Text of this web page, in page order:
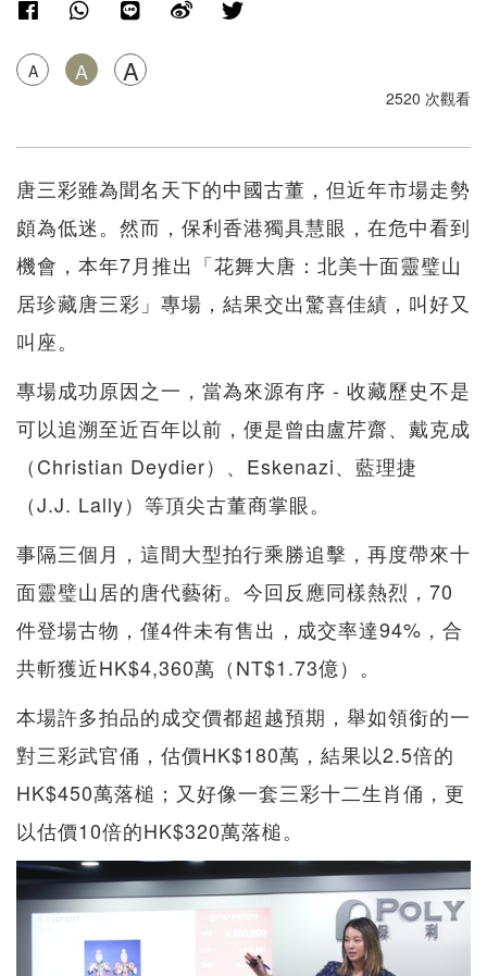
A A A
2520 次觀看
唐三彩雖為聞名天下的中國古董，但近年市場走勢
頗為低迷。然而，保利香港獨具慧眼，在危中看到
機會，本年7月推出「花舞大唐：北美十面靈璧山
居珍藏唐三彩」專場，結果交出驚喜佳績，叫好又
叫座。
專場成功原因之一，當為來源有序 - 收藏歷史不是
可以追溯至近百年以前，便是曾由盧芹齋、戴克成
（Christian Deydier）、Eskenazi、藍理捷
（J.J. Lally）等頂尖古董商掌眼。
事隔三個月，這間大型拍行乘勝追擊，再度帶來十
面靈璧山居的唐代藝術。今回反應同樣熱烈，70
件登場古物，僅4件未有售出，成交率達94%，合
共斬獲近HK$4,360萬（NT$1.73億）。
本場許多拍品的成交價都超越預期，舉如領銜的一
對三彩武官俑，估價HK$180萬，結果以2.5倍的
HK$450萬落槌；又好像一套三彩十二生肖俑，更
以估價10倍的HK$320萬落槌。